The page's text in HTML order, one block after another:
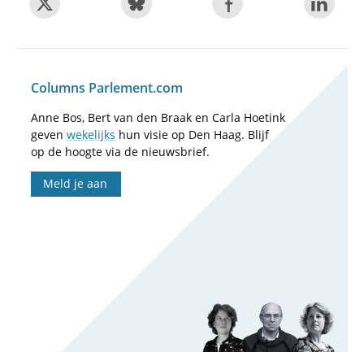
Columns Parlement.com
Anne Bos, Bert van den Braak en Carla Hoetink
geven wekelijks hun visie op Den Haag. Blijf
op de hoogte via de nieuwsbrief.
Meld je aan